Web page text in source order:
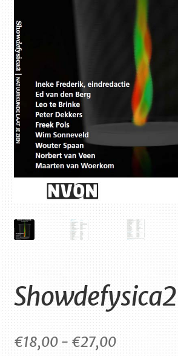
Showdefysica2
€18,00 - €27,00Prijsklasse: